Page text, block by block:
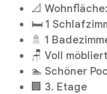
📐
🛏️ 1
🚿 1
🪑 Voll möbliert
🏊 Schöner
🏢 3. Etage